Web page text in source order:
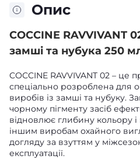
Опис
COCCINE RAVVIVANT
замші та нубука 250
COCCINE RAVVIVANT 02 – це
спеціально розроблена для
виробів із замші та нубуку.
чорному пігменту засіб
відновлює глибину кольору
іншим виробам охайного
догляду за взуттям у
експлуатації.